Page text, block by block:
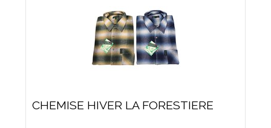
CHEMISE HIVER LA FORESTIERE